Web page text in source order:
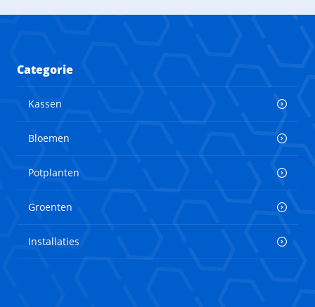
Categorie
Kassen
Bloemen
Potplanten
Groenten
Installaties